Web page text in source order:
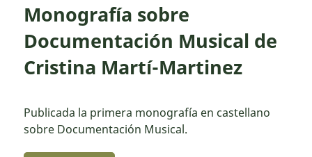
Monografía sobre
Documentación Musical de
Cristina Martí-Martinez
Publicada la primera monografía en castellano
sobre Documentación Musical.